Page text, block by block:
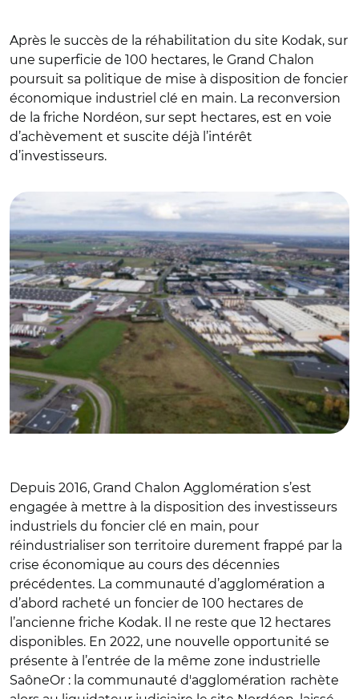
Après le succès de la réhabilitation du site Kodak, sur
une superficie de 100 hectares, le Grand Chalon
poursuit sa politique de mise à disposition de foncier
économique industriel clé en main. La reconversion
de la friche Nordéon, sur sept hectares, est en voie
d’achèvement et suscite déjà l’intérêt
d’investisseurs.
Depuis 2016, Grand Chalon Agglomération s’est
engagée à mettre à la disposition des investisseurs
industriels du foncier clé en main, pour
réindustrialiser son territoire durement frappé par la
crise économique au cours des décennies
précédentes. La communauté d’agglomération a
d’abord racheté un foncier de 100 hectares de
l’ancienne friche Kodak. Il ne reste que 12 hectares
disponibles. En 2022, une nouvelle opportunité se
présente à l’entrée de la même zone industrielle
SaôneOr : la communauté d'agglomération rachète